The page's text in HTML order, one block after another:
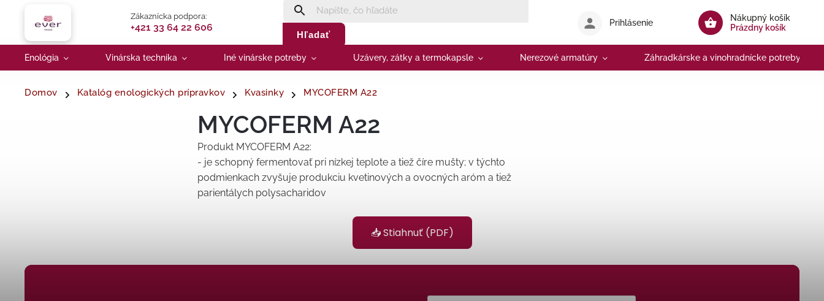
Zákaznícka podpora:
+421 33 64 22 606
Hľadať
Nákupný košík
Prázdny košík
Prihlásenie
Enológia Vinárska technika Iné vinárske potreby Uzávery, zátky a termokapsle Nerezové armatúry Záhradkárske a vinohradnícke potreby
Domov Katalóg enologických prípravkov Kvasinky MYCOFERM A22
MYCOFERM A22
Produkt MYCOFERM A22:
- je schopný fermentovať pri nízkej teplote a tiež číre mušty; v týchto
podmienkach zvyšuje produkciu kvetinových a ovocných aróm a tiež
parientálych polysacharidov
📥 Stiahnuť (PDF)